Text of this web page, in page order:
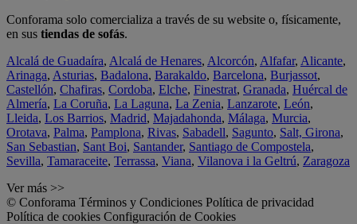
Conforama solo comercializa a través de su website o, físicamente,
en sus tiendas de sofás.
Alcalá de Guadaíra, Alcalá de Henares, Alcorcón, Alfafar, Alicante,
Arinaga, Asturias, Badalona, Barakaldo, Barcelona, Burjassot,
Castellón, Chafiras, Cordoba, Elche, Finestrat, Granada, Huércal de
Almería, La Coruña, La Laguna, La Zenia, Lanzarote, León,
Lleida, Los Barrios, Madrid, Majadahonda, Málaga, Murcia,
Orotava, Palma, Pamplona, Rivas, Sabadell, Sagunto, Salt, Girona,
San Sebastian, Sant Boi, Santander, Santiago de Compostela,
Sevilla, Tamaraceite, Terrassa, Viana, Vilanova i la Geltrú, Zaragoza
Ver más >>
© Conforama Términos y Condiciones Política de privacidad
Política de cookies Configuración de Cookies